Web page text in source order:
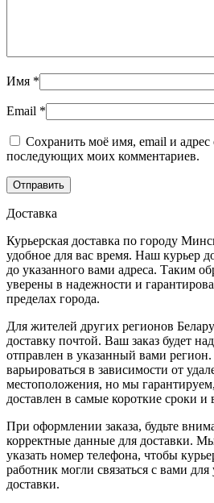
Имя *
Email *
Сохранить моё имя, email и адрес
последующих моих комментариев.
Доставка
Курьерская доставка по городу
удобное для вас время. Наш курьер
до указанного вами адреса. Таким
уверены в надежности и
пределах города.
Для жителей других регионов
доставку почтой. Ваш заказ будет
отправлен в указанный вами
варьироваться в зависимости от
местоположения, но мы гарантируем,
доставлен в самые короткие сроки и
При оформлении заказа, будьте
корректные данные для доставки.
указать номер телефона, чтобы
работник могли связаться с вами для
доставки.